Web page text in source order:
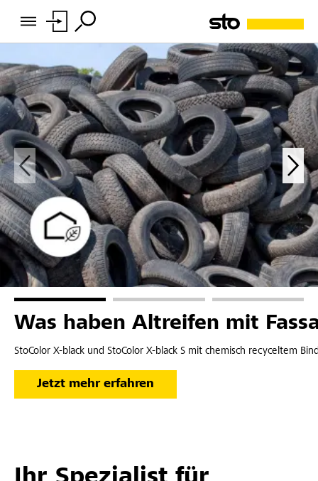
Was haben Altreifen mit
StoColor X-black und StoColor X-black S mit chemisch recyceltem
Jetzt mehr erfahren